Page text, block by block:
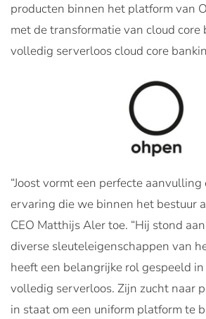
producten binnen het platform van
met de transformatie van cloud core
volledig serverloos cloud core
“Joost vormt een perfecte
ervaring die we binnen het bestuur
CEO Matthijs Aler toe. “Hij stond
diverse sleuteleigenschappen van
heeft een belangrijke rol gespeeld
volledig serverloos. Zijn zucht naar
in staat om een uniform platform te